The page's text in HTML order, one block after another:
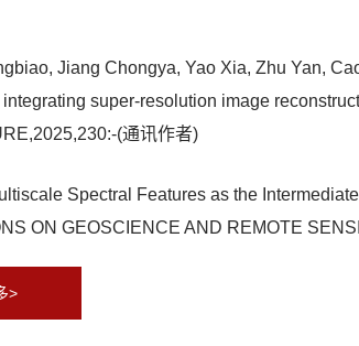
Jiang Chongya, Yao Xia, Zhu Yan,
super-resolution image
(通讯作者)
Spectral Features as the
ON GEOSCIENCE AND REMOTE
>